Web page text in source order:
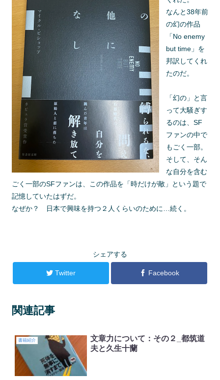
なんと38年前
の幻の作品
「No enemy
but time」を
邦訳してくれ
たのだ。
「幻の」と言
って大騒ぎす
るのは、SF
ファンの中で
もごく一部。
そして、そん
な自分を含む
ごく一部のSFファンは、この作品を「時だけが敵」という題で
記憶していたはずだ。
なぜか？ 日本で興味を持つ２人くらいのために…続く。
シェアする
Twitter Facebook
関連記事
書籍紹介
文章力について：その２_都筑道
夫と久生十蘭